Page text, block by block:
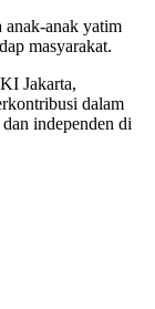
anak-anak yatim
masyarakat.
Jakarta,
dalam
independen di